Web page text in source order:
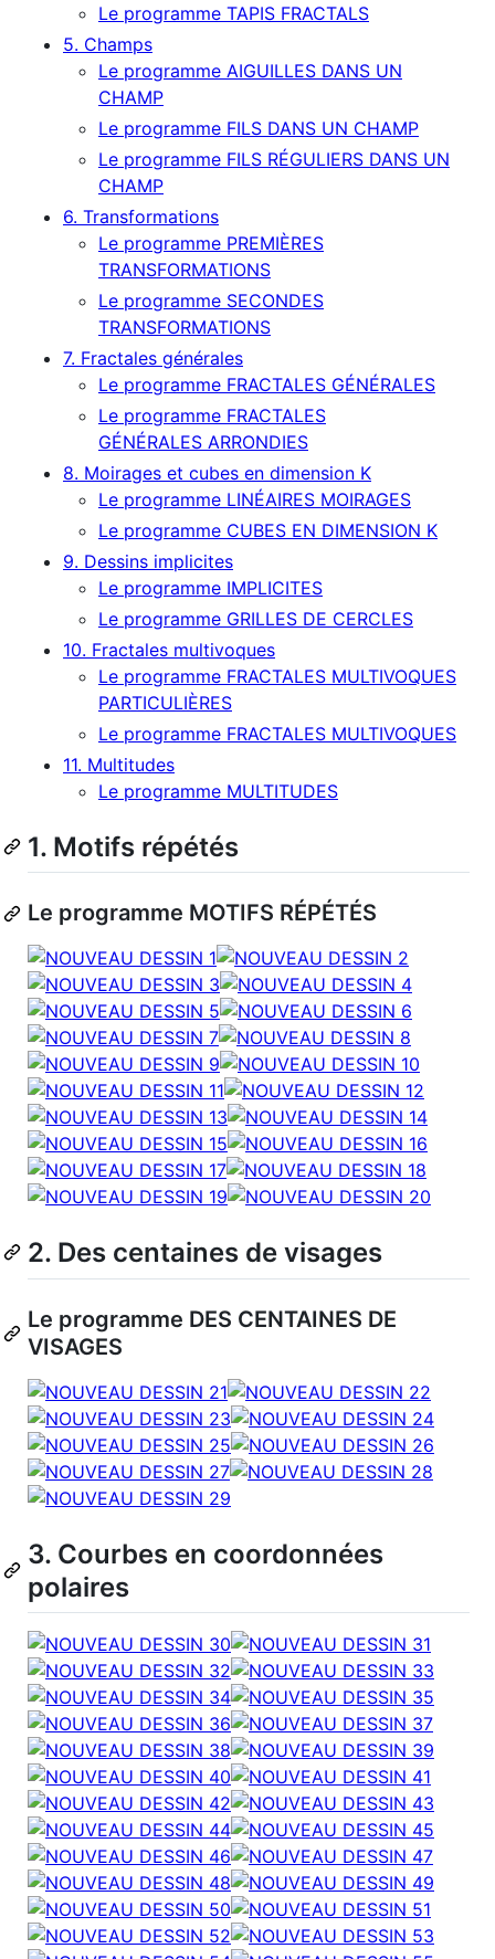
Le programme TAPIS FRACTALS
5. Champs
Le programme AIGUILLES DANS UN
CHAMP
Le programme FILS DANS UN CHAMP
Le programme FILS RÉGULIERS DANS UN
CHAMP
6. Transformations
Le programme PREMIÈRES
TRANSFORMATIONS
Le programme SECONDES
TRANSFORMATIONS
7. Fractales générales
Le programme FRACTALES GÉNÉRALES
Le programme FRACTALES
GÉNÉRALES ARRONDIES
8. Moirages et cubes en dimension K
Le programme LINÉAIRES MOIRAGES
Le programme CUBES EN DIMENSION K
9. Dessins implicites
Le programme IMPLICITES
Le programme GRILLES DE CERCLES
10. Fractales multivoques
Le programme FRACTALES MULTIVOQUES
PARTICULIÈRES
Le programme FRACTALES MULTIVOQUES
11. Multitudes
Le programme MULTITUDES
1. Motifs répétés
Le programme MOTIFS RÉPÉTÉS
2. Des centaines de visages
Le programme DES CENTAINES DE
VISAGES
3. Courbes en coordonnées
polaires